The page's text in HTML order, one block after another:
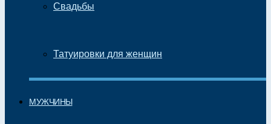
Свадьбы
Татуировки для женщин
МУЖЧИНЫ